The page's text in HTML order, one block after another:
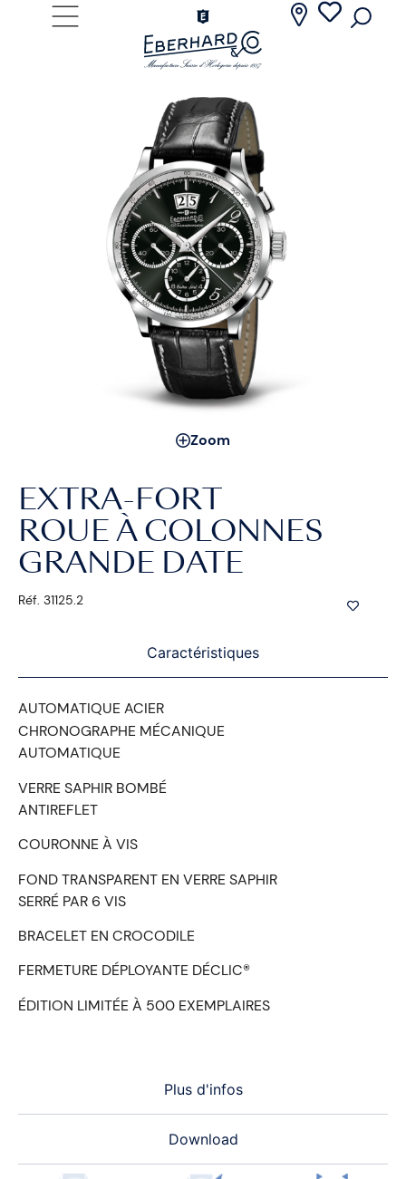
Zoom
EXTRA-FORT
ROUE À COLONNES
GRANDE DATE
Réf. 31125.2
Caractéristiques
Plus d'infos
Download
AUTOMATIQUE ACIER
CHRONOGRAPHE MÉCANIQUE
AUTOMATIQUE
VERRE SAPHIR BOMBÉ
ANTIREFLET
COURONNE À VIS
FOND TRANSPARENT EN VERRE SAPHIR
SERRÉ PAR 6 VIS
BRACELET EN CROCODILE
FERMETURE DÉPLOYANTE DÉCLIC®
ÉDITION LIMITÉE À 500 EXEMPLAIRES